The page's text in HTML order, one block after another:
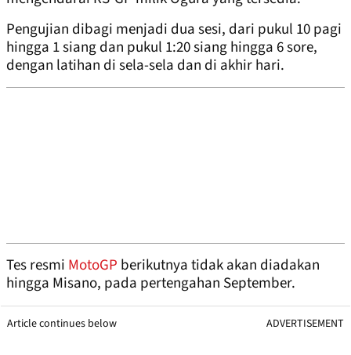
Pengujian dibagi menjadi dua sesi, dari pukul 10 pagi
hingga 1 siang dan pukul 1:20 siang hingga 6 sore,
dengan latihan di sela-sela dan di akhir hari.
Tes resmi MotoGP berikutnya tidak akan diadakan
hingga Misano, pada pertengahan September.
Article continues below ADVERTISEMENT